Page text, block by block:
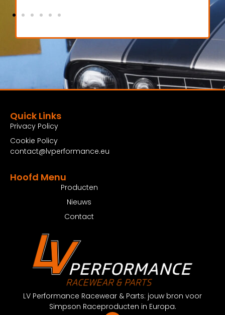
Fresh air
€ 1.200,00 excl. BTW
Bekijk Product
LV Performance Racewear & Parts: jouw bron voor
Simpson Raceproducten in Europa.
Hoofd Menu
Producten
Nieuws
Contact
Quick Links
Privacy Policy
Cookie Policy
contact@lvperformance.eu